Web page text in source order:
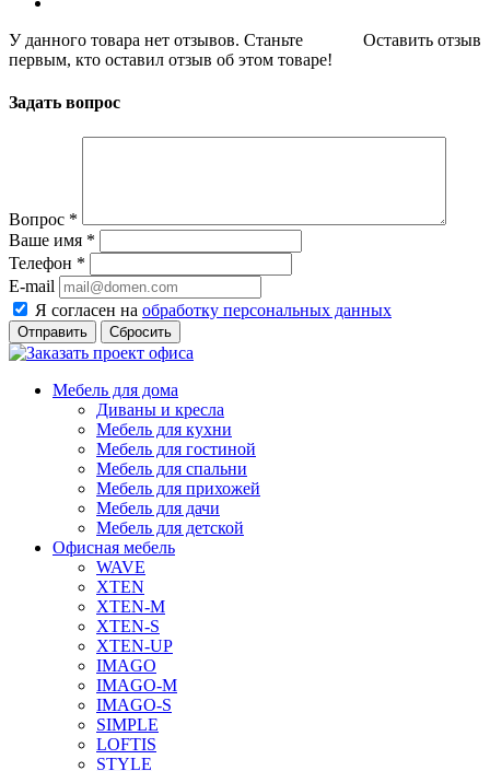
Оставить отзыв
У данного товара нет отзывов. Станьте
первым, кто оставил отзыв об этом товаре!
Задать вопрос
Вопрос *
Ваше имя *
Телефон *
E-mail
Я согласен на обработку персональных данных
Сбросить
Мебель для дома
Диваны и кресла
Мебель для кухни
Мебель для гостиной
Мебель для спальни
Мебель для прихожей
Мебель для дачи
Мебель для детской
Офисная мебель
WAVE
XTEN
XTEN-M
XTEN-S
XTEN-UP
IMAGO
IMAGO-M
IMAGO-S
SIMPLE
LOFTIS
STYLE